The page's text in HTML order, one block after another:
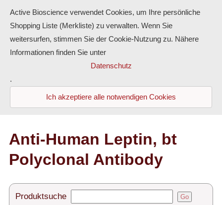
Antikörper
ELISA-Kits
Diaclone Produkte
Home
Kontakt
Anti-Human Leptin, bt
Polyclonal Antibody
Produktsuche Go
Active Bioscience verwendet Cookies, um Ihre persönliche
Shopping Liste (Merkliste) zu verwalten. Wenn Sie
weitersurfen, stimmen Sie der Cookie-Nutzung zu. Nähere
Informationen finden Sie unter
Datenschutz
.
Ich akzeptiere alle notwendigen Cookies